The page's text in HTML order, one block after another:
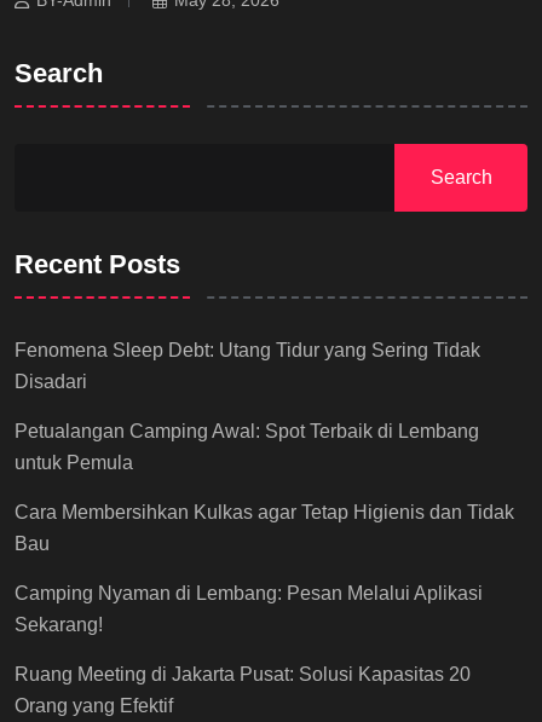
Search
Search
Recent Posts
Fenomena Sleep Debt: Utang Tidur yang Sering Tidak
Disadari
Petualangan Camping Awal: Spot Terbaik di Lembang
untuk Pemula
Cara Membersihkan Kulkas agar Tetap Higienis dan Tidak
Bau
Camping Nyaman di Lembang: Pesan Melalui Aplikasi
Sekarang!
Ruang Meeting di Jakarta Pusat: Solusi Kapasitas 20
Orang yang Efektif